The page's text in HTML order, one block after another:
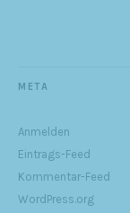
META
Anmelden
Eintrags-Feed
Kommentar-Feed
WordPress.org